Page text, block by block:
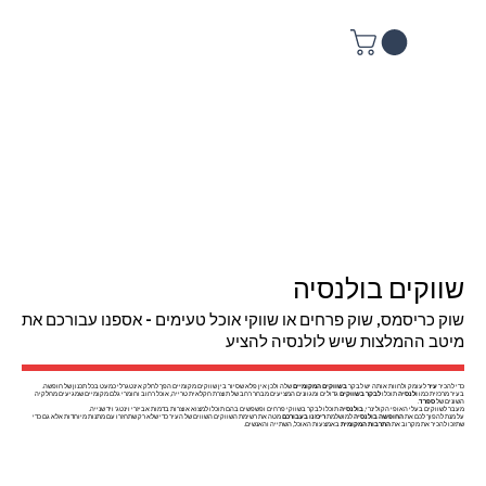
שווקים בולנסיה
שוק כריסמס, שוק פרחים או שווקי אוכל טעימים - אספנו עבורכם את
מיטב ההמלצות שיש לולנסיה להציע
כדי להכירעירלעומק ולחוות אותה יש לבקרבשווקים המקומייםשלה ולכן אין פלא שסיור בין שווקים מקומיים הפך לחלק אינטגרלי כמעט בכל תכנון של חופשה.
בעיר מרכזית כמוולנסיהתוכלולבקר בשווקים גדולים ומגוונים המציעים מבחר רחב של תוצרת חקלאית טרייה, אוכל רחוב וחומרי גלם מקומיים שמגיעים מחלקיה
השונים שלספרד
מעבר לשווקים בעלי האופי הקולינרי,בולנסיהתוכלו לבקר בשווקי פרחים ופשפשים בהם תוכלו למצוא אוצרות בדמות אביזרי וינטג' ויד שנייה.
על מנת להפוך לכם אתהחופשה בולנסיהלמושלמתריכזנו בעבורכםמטה את רשימת השווקים השווים של העיר כדי שלא רק שתחזרו עם מתנות מיוחדות אלא גם כדי
שתזכו להכיר את מקרוב אתהתרבות המקומית באמצעות האוכל, השתייה והאנשים.